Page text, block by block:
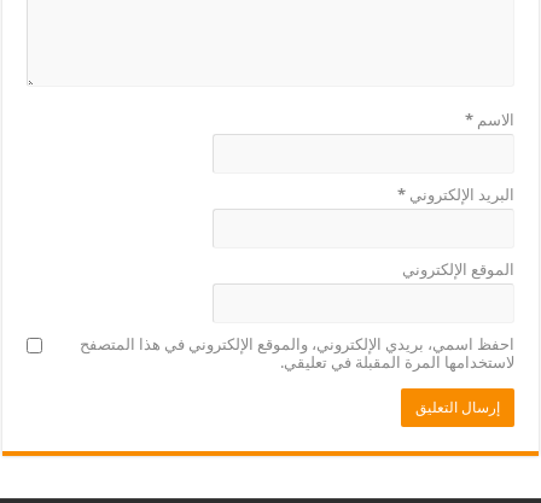
الاسم*
البريد الإلكتروني*
الموقع الإلكتروني
احفظ اسمي، بريدي الإلكتروني، والموقع الإلكتروني في هذا المتصفح
لاستخدامها المرة المقبلة في تعليقي.